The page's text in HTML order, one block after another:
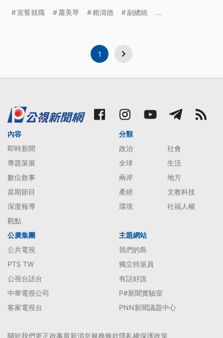
國國務卿龐佩奧，以及前日本首相安倍晉三遺孀安倍
鷹號高教機等在府前衝場。
宣誓就職 蕭美琴 賴清德 副總統 ...
1
內容
即時新聞
專題策展
數位敘事
當期節目
深度報導
觀點
分類
政治
社會
全球
生活
兩岸
地方
產經
文教科技
環境
社福人權
公廣集團
公共電視
PTS TW
公視台語台
中華電視公司
客家電視台
主題網站
我們的島
獨立特派員
有話好說
P#新聞實驗室
PNN新聞議題中心
關於我們更正啟事最新消息服務條款隱私權保護政策